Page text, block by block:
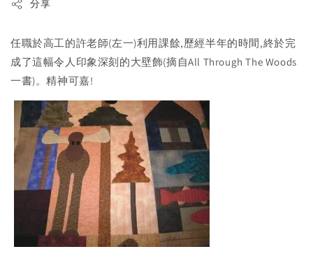
分享
任職於高工的許老師(左一)利用課餘,歷經半年的時間,終於完
成了這幅令人印象深刻的大壁飾(摘自All Through The Woods
一書)。精神可嘉!